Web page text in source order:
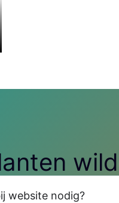
website nodig?